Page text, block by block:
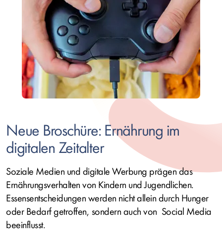
Neue Broschüre: Ernährung im
digitalen Zeitalter
Soziale Medien und digitale Werbung prägen das
Ernährungsverhalten von Kindern und Jugendlichen.
Essensentscheidungen werden nicht allein durch Hunger
oder Bedarf getroffen, sondern auch von Social Media
beeinflusst.